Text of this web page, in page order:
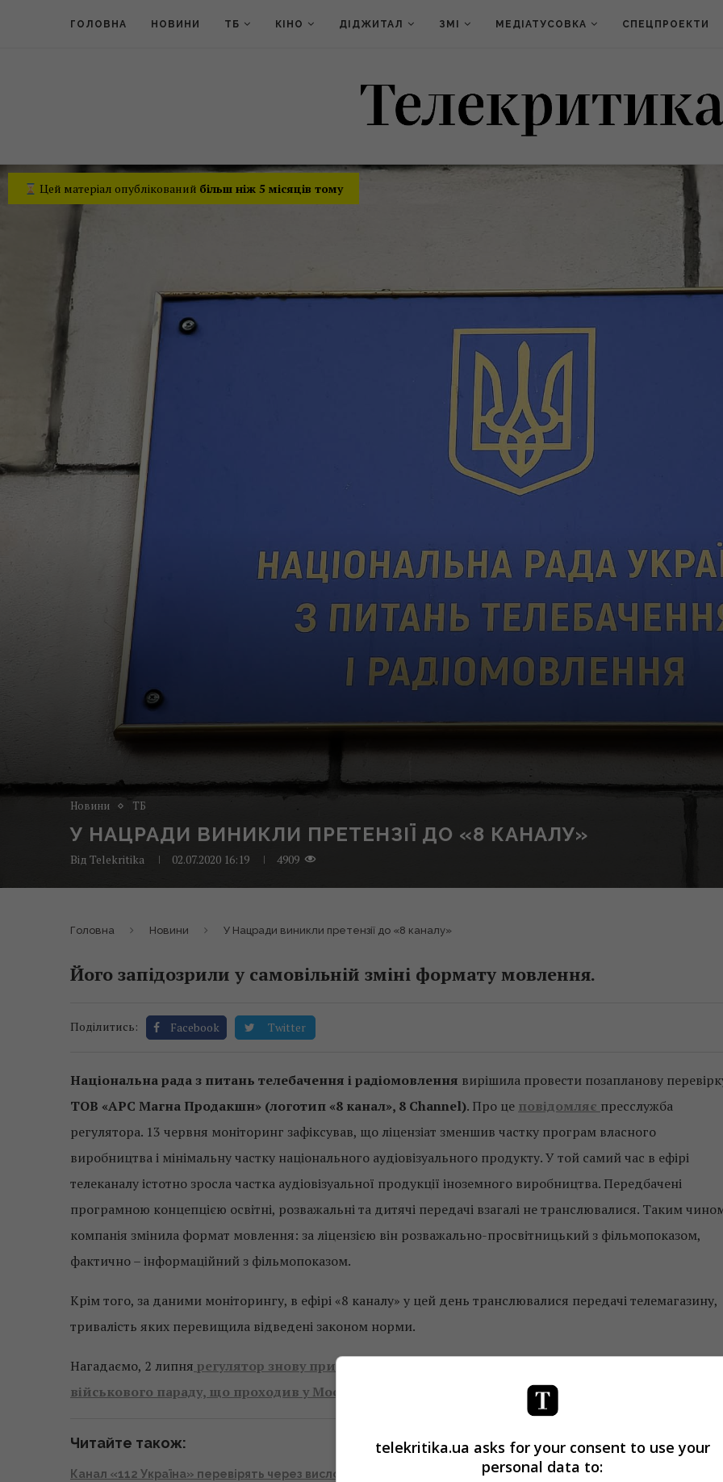
ГОЛОВНА НОВИНИ ТБ КІНО ДІДЖИТАЛ ЗМІ МЕДІАТУСОВКА СПЕЦПРОЕКТИ
Цей матеріал опублікований більш ніж 5 місяців тому
Новини ТБ
У НАЦРАДИ ВИНИКЛИ ПРЕТЕНЗІЇ ДО «8 КАНАЛУ»
Від Telekritika 02.07.2020 16:19 4909
Головна Новини У Нацради виникли претензії до «8 каналу»
Його запідозрили у самовільній зміні формату мовлення.
Поділитись: Facebook Twitter
Національна рада з питань телебачення і радіомовлення вирішила провести позапланову
ТОВ «АРС Магна Продакшн» (логотип «8 канал», 8 Сhannel). Про це повідомляє пресслужба
регулятора. 13 червня моніторинг зафіксував, що ліцензіат зменшив частку програм власного
виробництва і мінімальну частку національного аудіовізуального продукту. У той самий час в ефірі
телеканалу істотно зросла частка аудіовізуальної продукції іноземного виробництва. Передбачені
програмною концепцією освітні, розважальні та дитячі передачі взагалі не транслювалися. Таким
компанія змінила формат мовлення: за ліцензією він розважально-просвітницький з фільмопоказом,
фактично – інформаційний з фільмопоказом.
Крім того, за даними моніторингу, в ефірі «8 каналу» у цей день транслювалися передачі телемагазину,
тривалість яких перевищила відведені законом норми.
Нагадаємо, 2 липня регулятор знову призначив перевірку телеканалу «КРТ» через демонстрації
військового параду, що проходив у Москві.
Читайте також:
Канал «112 Україна» перевірять через висловлювання Віктора Медведчука
telekritika.ua asks for your consent to use your
personal data to: